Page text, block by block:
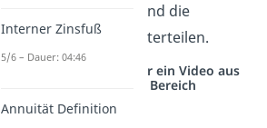
und die
Sentimentanalyse
unterteilen.
Studyflix vernetzt: Hier ein Video aus
einem anderen Bereich
Interner Zinsfuß
5/6 – Dauer: 04:46
Annuität Definition